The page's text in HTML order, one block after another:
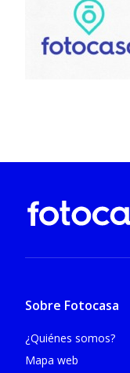
Sobre Fotocasa
¿Quiénes somos?
Mapa web